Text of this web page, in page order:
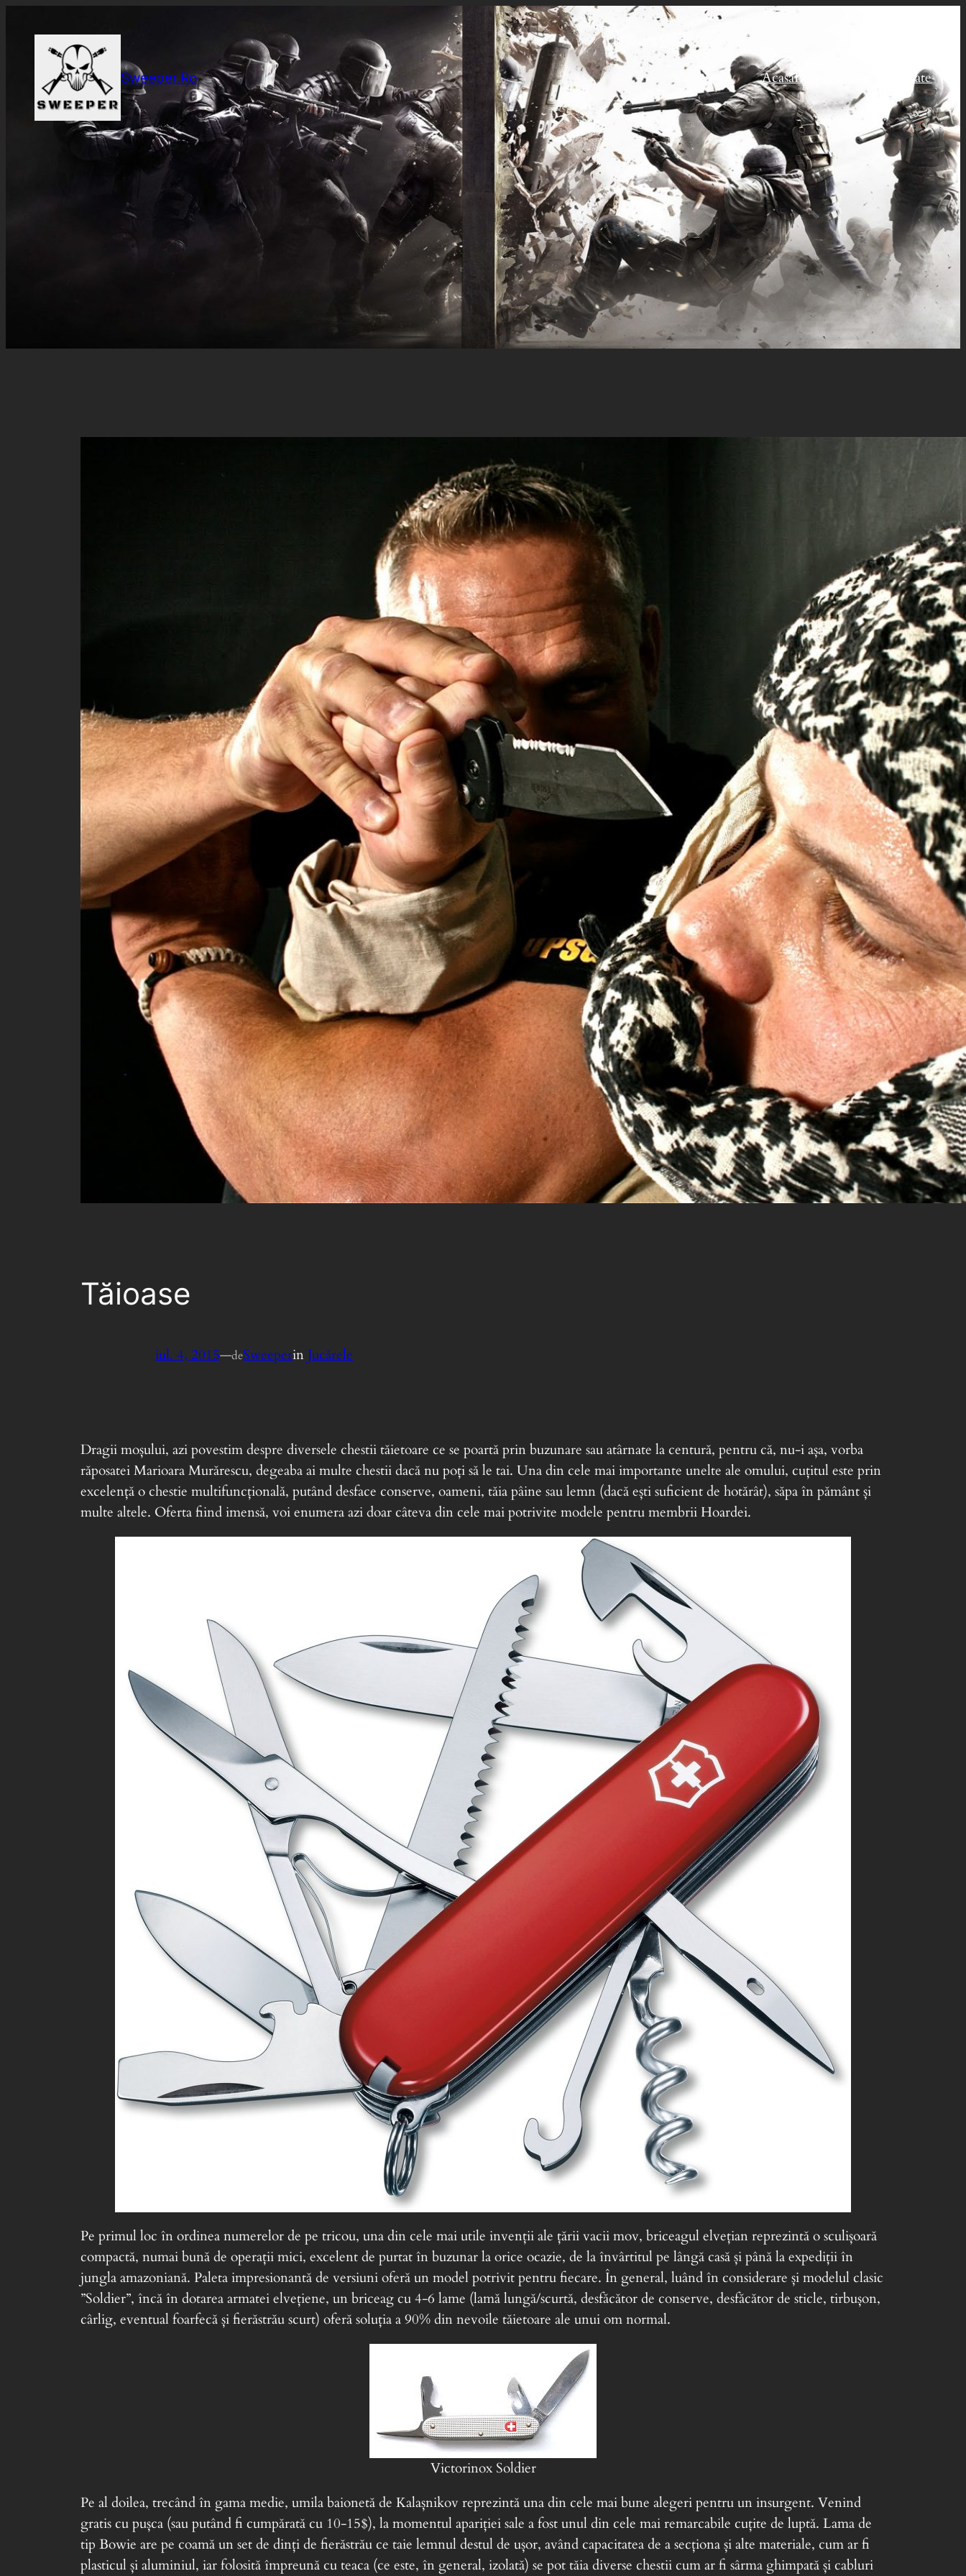
conținut
Sweeper.Ro AcasăDespre Confidențialitate
Tăioase
iul. 4, 2015—deSweeperinJucărele
Dragii moșului, azi povestim despre diversele chestii tăietoare ce se poartă prin buzunare sau atârnate la centură, pentru că, nu-i așa, vorba
răposatei Marioara Murărescu, degeaba ai multe chestii dacă nu poți să le tai. Una din cele mai importante unelte ale omului, cuțitul este prin
excelență o chestie multifuncțională, putând desface conserve, oameni, tăia pâine sau lemn (dacă ești suficient de hotărât), săpa în pământ și
multe altele. Oferta fiind imensă, voi enumera azi doar câteva din cele mai potrivite modele pentru membrii Hoardei.
Pe primul loc în ordinea numerelor de pe tricou, una din cele mai utile invenții ale țării vacii mov, briceagul elvețian reprezintă o sculișoară
compactă, numai bună de operații mici, excelent de purtat în buzunar la orice ocazie, de la învârtitul pe lângă casă și până la expediții în
jungla amazoniană. Paleta impresionantă de versiuni oferă un model potrivit pentru fiecare. În general, luând în considerare și modelul clasic
”Soldier”, încă în dotarea armatei elvețiene, un briceag cu 4-6 lame (lamă lungă/scurtă, desfăcător de conserve, desfăcător de sticle, tirbușon,
cârlig, eventual foarfecă și fierăstrău scurt) oferă soluția a 90% din nevoile tăietoare ale unui om normal.
Victorinox Soldier
Pe al doilea, trecând în gama medie, umila baionetă de Kalașnikov reprezintă una din cele mai bune alegeri pentru un insurgent. Venind
gratis cu pușca (sau putând fi cumpărată cu 10-15$), la momentul apariției sale a fost unul din cele mai remarcabile cuțite de luptă. Lama de
tip Bowie are pe coamă un set de dinți de fierăstrău ce taie lemnul destul de ușor, având capacitatea de a secționa și alte materiale, cum ar fi
plasticul și aluminiul, iar folosită împreună cu teaca (ce este, în general, izolată) se pot tăia diverse chestii cum ar fi sârma ghimpată și cabluri